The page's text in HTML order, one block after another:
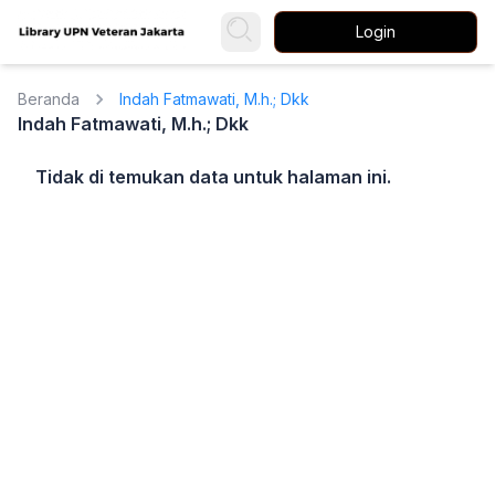
Login
Beranda Indah Fatmawati, M.h.; Dkk
Indah Fatmawati, M.h.; Dkk
Tidak di temukan data untuk halaman ini.